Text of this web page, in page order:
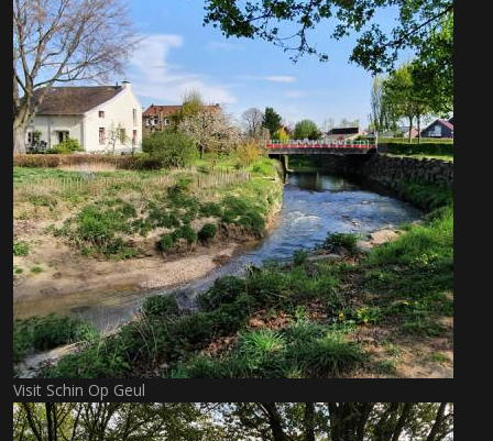
Visit Schin Op Geul